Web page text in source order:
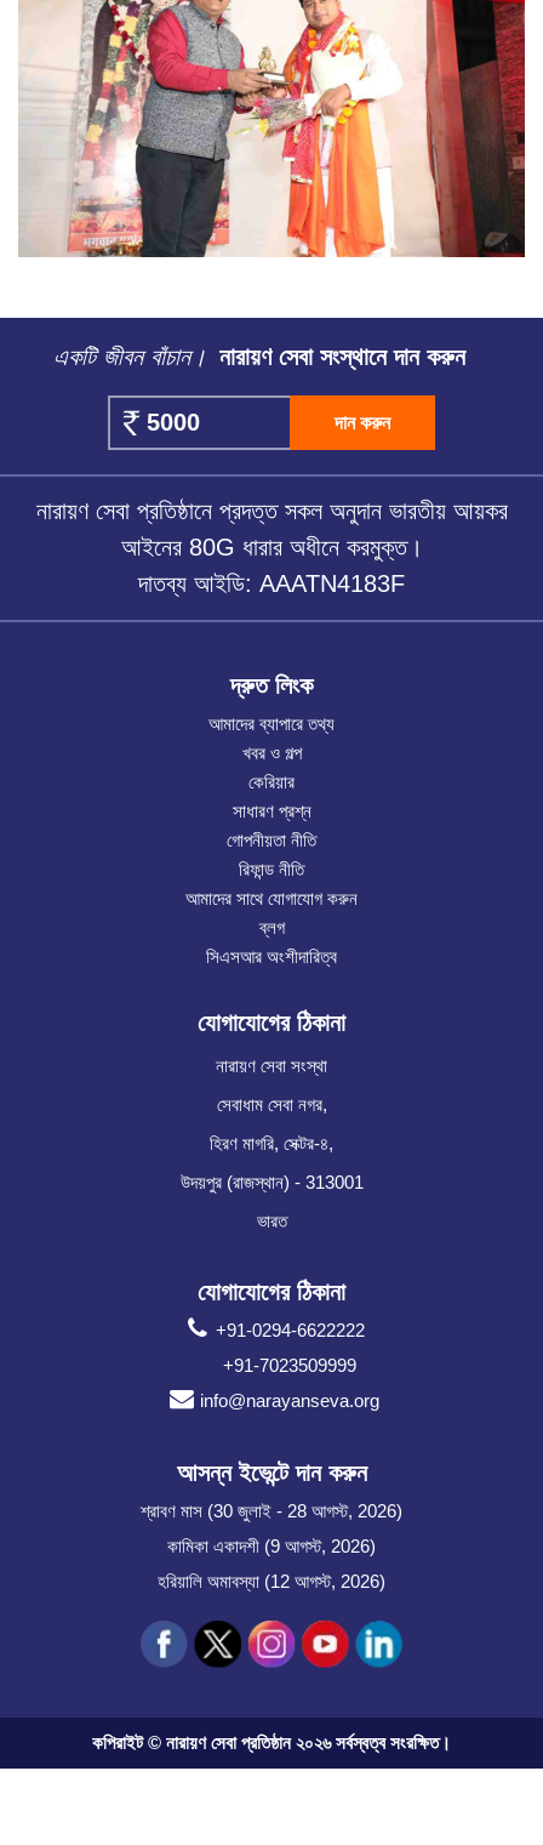
একটি জীবন বাঁচান। নারায়ণ সেবা সংস্থানে দান করুন
দান করুন
নারায়ণ সেবা প্রতিষ্ঠানে প্রদত্ত সকল অনুদান ভারতীয় আয়কর
আইনের 80G ধারার অধীনে করমুক্ত।
দাতব্য আইডি: AAATN4183F
দ্রুত লিংক
আমাদের ব্যাপারে তথ্য
খবর ও গল্প
কেরিয়ার
সাধারণ প্রশ্ন
গোপনীয়তা নীতি
রিফান্ড নীতি
আমাদের সাথে যোগাযোগ করুন
ব্লগ
সিএসআর অংশীদারিত্ব
যোগাযোগের ঠিকানা
নারায়ণ সেবা সংস্থা
সেবাধাম সেবা নগর,
হিরণ মাগরি, সেক্টর-৪,
উদয়পুর (রাজস্থান) - 313001
ভারত
যোগাযোগের ঠিকানা
+91-0294-6622222
+91-7023509999
info@narayanseva.org
আসন্ন ইভেন্টে দান করুন
শ্রাবণ মাস (30 জুলাই - 28 আগস্ট, 2026)
কামিকা একাদশী (9 আগস্ট, 2026)
হরিয়ালি অমাবস্যা (12 আগস্ট, 2026)
কপিরাইট © নারায়ণ সেবা প্রতিষ্ঠান ২০২৬ সর্বস্বত্ব সংরক্ষিত।